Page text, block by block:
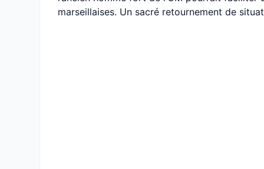
marseillaises. Un sacré retournement de